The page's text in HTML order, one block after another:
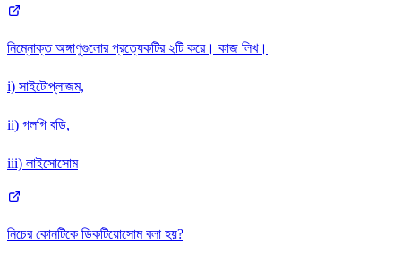
নিম্নোক্ত অঙ্গাণুগুলোর প্রত্যেকটির ২টি করে। কাজ লিখ।
i) সাইটোপ্লাজম,
ii) গলগি বডি,
iii) লাইসোসোম
নিচের কোনটিকে ডিকটিয়োসোম বলা হয়?